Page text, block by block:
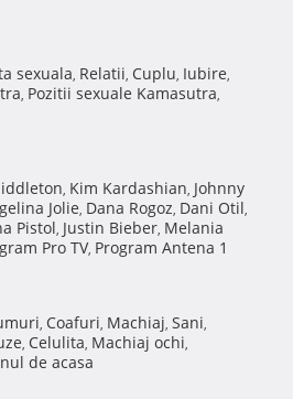
sexuala, Relatii, Cuplu, Iubire,
, Pozitii sexuale Kamasutra,
, Kim Kardashian, Johnny
Jolie, Dana Rogoz, Dani Otil,
Pistol, Justin Bieber, Melania
Pro TV, Program Antena 1
, Coafuri, Machiaj, Sani,
, Celulita, Machiaj ochi,
de acasa